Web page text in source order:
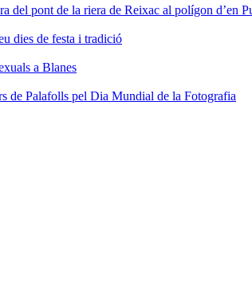
del pont de la riera de Reixac al polígon d’en
dies de festa i tradició
a Blanes
de Palafolls pel Dia Mundial de la Fotografia